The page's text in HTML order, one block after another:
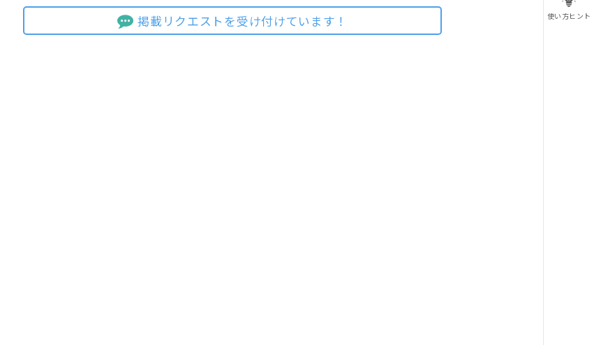
掲載リクエストを受け付けています！ 使い方ヒント